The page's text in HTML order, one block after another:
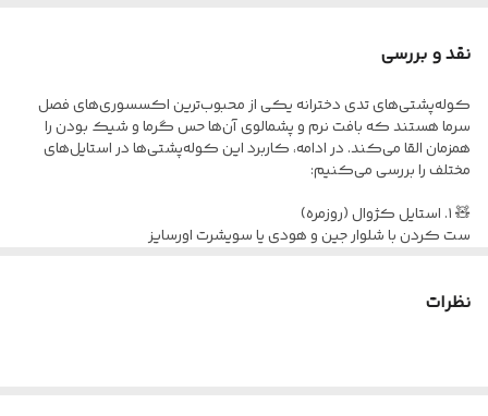
نقد و بررسی
کوله‌پشتی‌های تدی دخترانه یکی از محبوب‌ترین اکسسوری‌های فصل
سرما هستند که بافت نرم و پشمالوی آن‌ها حس گرما و شیک بودن را
همزمان القا می‌کند. در ادامه، کاربرد این کوله‌پشتی‌ها در استایل‌های
مختلف را بررسی می‌کنیم:
🧸 ۱. استایل کژوال (روزمره)
ست کردن با شلوار جین و هودی یا سویشرت اورسایز
هستند
نظرات